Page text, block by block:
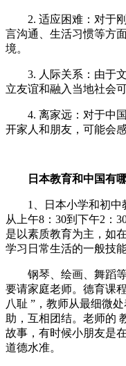
2. 适应困难：对于刚
言沟通、生活习惯等方
境。
3. 人际关系：由于文
立友谊和融入当地社会
4. 离家远：对于中国
开家人和朋友，可能会
日本教育和中国有
1、日本小学和初中
从上午8：30到下午2：
是以素质教育为主，如
学习日常生活的一般技能
钢琴、绘画、舞蹈等
要请家庭老师。德育课
八耻 ”，教师从最细微
助，互相团结。老师的
故事，有时候小朋友是
道德水准。